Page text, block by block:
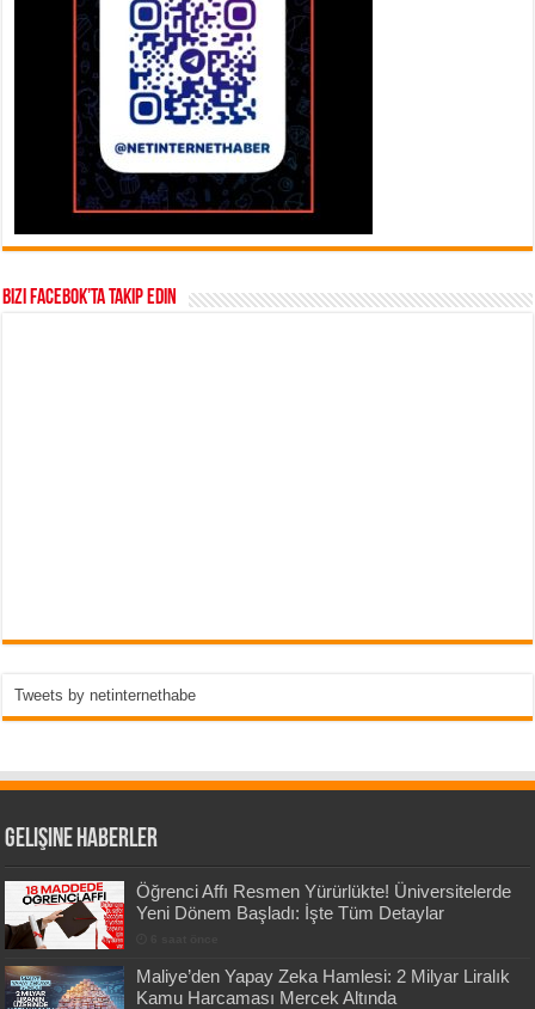
Bizi Facebok’ta takip edin
Tweets by netinternethabe
Gelişine Haberler
Öğrenci Affı Resmen Yürürlükte! Üniversitelerde
Yeni Dönem Başladı: İşte Tüm Detaylar
Maliye’den Yapay Zeka Hamlesi: 2 Milyar Liralık
Kamu Harcaması Mercek Altında